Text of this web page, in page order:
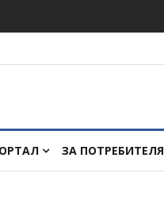
ЗА ПОТРЕБИТЕЛЯ